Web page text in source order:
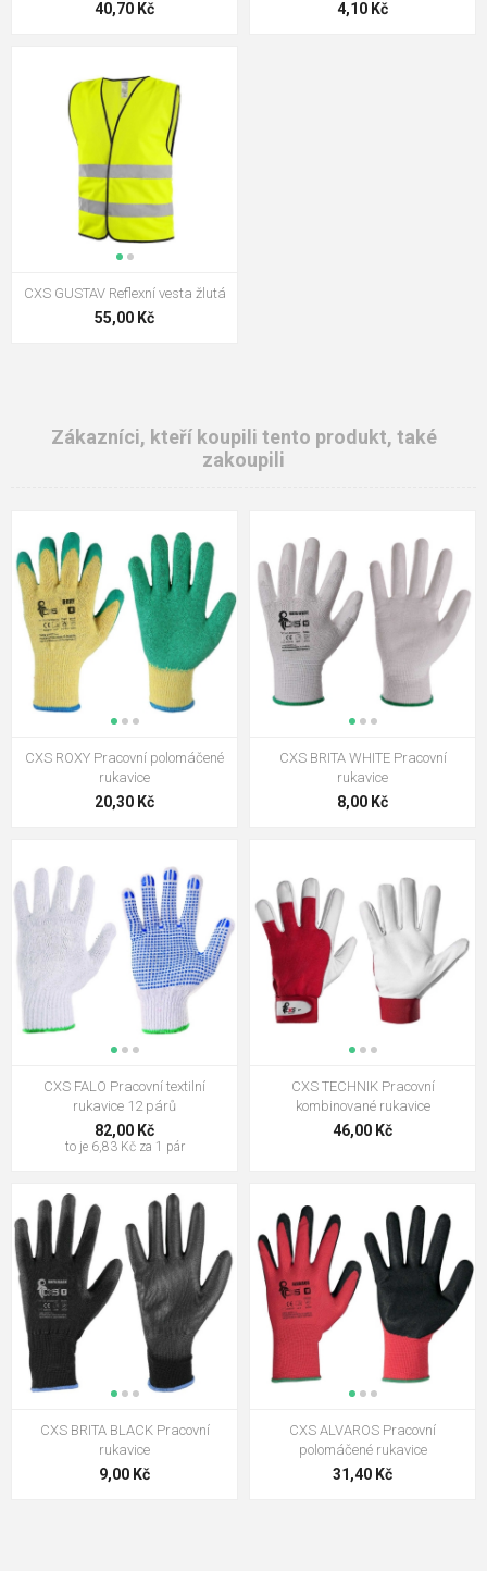
40,70 Kč 4,10 Kč
CXS GUSTAV Reflexní vesta žlutá
55,00 Kč
Zákazníci, kteří koupili tento produkt, také
zakoupili
CXS ROXY Pracovní polomáčené
rukavice
20,30 Kč
CXS BRITA WHITE Pracovní
rukavice
8,00 Kč
CXS FALO Pracovní textilní
rukavice 12 párů
82,00 Kč
to je 6,83 Kč za 1 pár
CXS TECHNIK Pracovní
kombinované rukavice
46,00 Kč
CXS BRITA BLACK Pracovní
rukavice
9,00 Kč
CXS ALVAROS Pracovní
polomáčené rukavice
31,40 Kč